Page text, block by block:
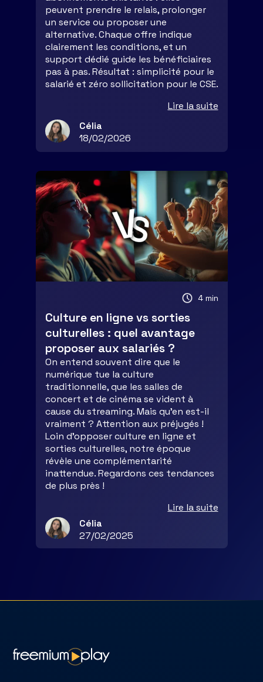
peuvent prendre le relais, prolonger
un service ou proposer une
alternative. Chaque offre indique
clairement les conditions, et un
support dédié guide les bénéficiaires
pas à pas. Résultat : simplicité pour le
salarié et zéro sollicitation pour le CSE.
Lire la suite
Célia
18/02/2026
4 min
Culture en ligne vs sorties
culturelles : quel avantage
proposer aux salariés ?
On entend souvent dire que le
numérique tue la culture
traditionnelle, que les salles de
concert et de cinéma se vident à
cause du streaming. Mais qu’en est-il
vraiment ? Attention aux préjugés !
Loin d’opposer culture en ligne et
sorties culturelles, notre époque
révèle une complémentarité
inattendue. Regardons ces tendances
de plus près !
Lire la suite
Célia
27/02/2025